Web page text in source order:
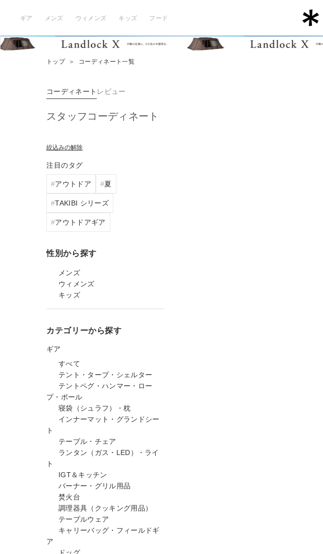
ギア メンズ ウィメンズ キッズ フード
トップ ＞ コーディネート一覧
コーディネート レビュー
スタッフコーディネート
絞込みの解除
注目のタグ
アウトドア 夏
TAKIBI シリーズ
アウトドアギア
性別から探す
メンズ
ウィメンズ
キッズ
カテゴリーから探す
ギア
すべて
テント・タープ・シェルター
テントペグ・ハンマー・ロー
プ・ポール
寝袋（シュラフ）・枕
インナーマット・グランドシー
ト
テーブル・チェア
ランタン（ガス・LED）・ライ
ト
IGT＆キッチン
バーナー・グリル用品
焚火台
調理器具（クッキング用品）
テーブルウェア
キャリーバッグ・フィールドギ
ア